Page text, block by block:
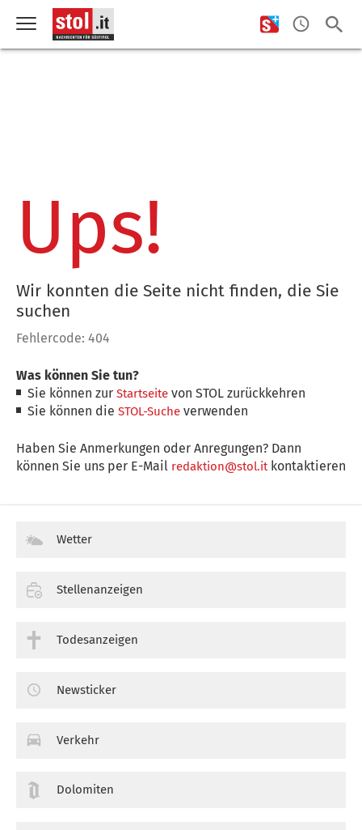
Ups!
Wir konnten die Seite nicht finden, die Sie
suchen
Fehlercode: 404
Was können Sie tun?
Sie können zurStartseite von STOL zurückkehren
Sie können dieSTOL-Suche verwenden
Haben Sie Anmerkungen oder Anregungen? Dann
können Sie uns per E-Mail redaktion@stol.itkontaktieren
Wetter
Stellenanzeigen
Todesanzeigen
Newsticker
Verkehr
Dolomiten